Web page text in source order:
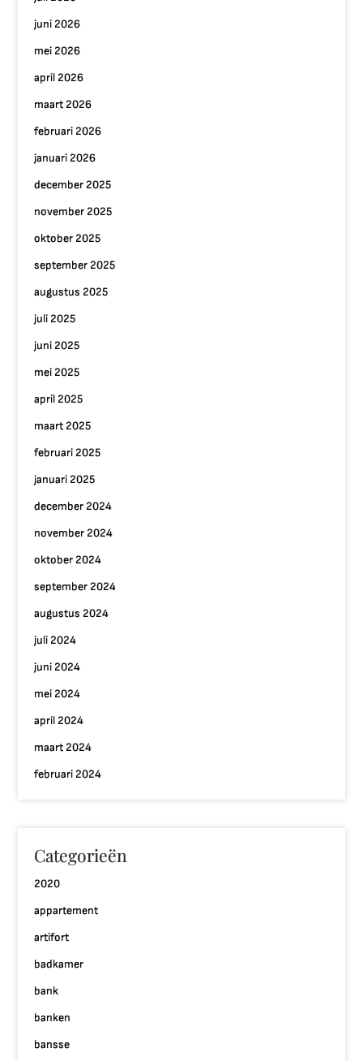
juni 2026
mei 2026
april 2026
maart 2026
februari 2026
januari 2026
december 2025
november 2025
oktober 2025
september 2025
augustus 2025
juli 2025
juni 2025
mei 2025
april 2025
maart 2025
februari 2025
januari 2025
december 2024
november 2024
oktober 2024
september 2024
augustus 2024
juli 2024
juni 2024
mei 2024
april 2024
maart 2024
februari 2024
Categorieën
2020
appartement
artifort
badkamer
bank
banken
bansse